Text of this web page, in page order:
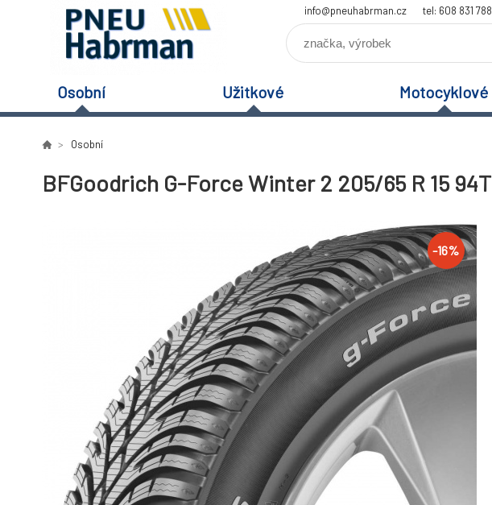
info@pneuhabrman.cz tel: 608 831 788
Osobní Užitkové Motocyklové
Osobní
BFGoodrich G-Force Winter 2 205/65 R 15 94T
-16%